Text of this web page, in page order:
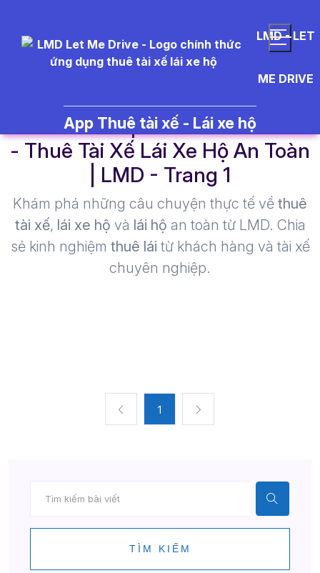
LMD - LET
ME DRIVE
App Thuê tài xế - Lái xe hộ
- Thuê Tài Xế Lái Xe Hộ An Toàn
| LMD - Trang 1​
Khám phá những câu chuyện thực tế về thuê
tài xế, lái xe hộ và lái hộ an toàn từ LMD. Chia
sẻ kinh nghiệm thuê lái từ khách hàng và tài xế
chuyên nghiệp.
1
TÌM KIẾM